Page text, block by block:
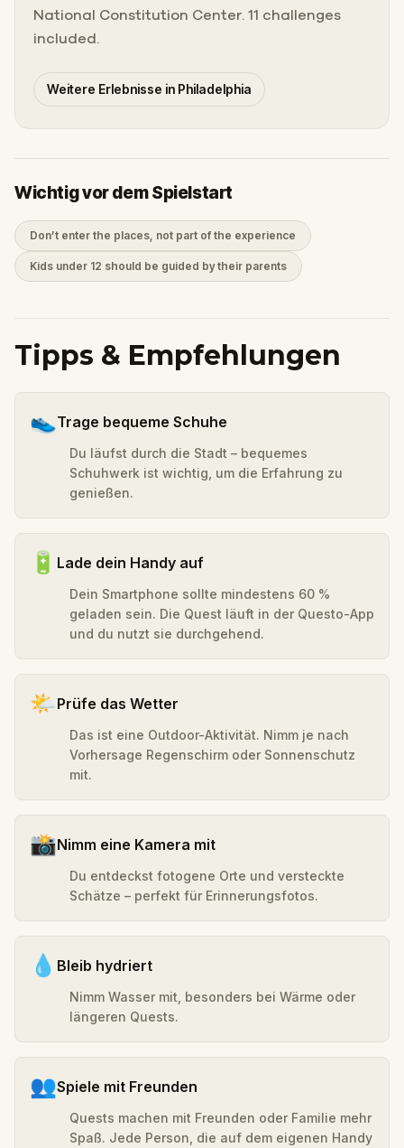
National Constitution Center. 11 challenges
included.
Weitere Erlebnisse in Philadelphia
Wichtig vor dem Spielstart
Don’t enter the places, not part of the experience
Kids under 12 should be guided by their parents
Tipps & Empfehlungen
👟Trage bequeme Schuhe
Du läufst durch die Stadt – bequemes
Schuhwerk ist wichtig, um die Erfahrung zu
genießen.
🔋 Lade dein Handy auf
Dein Smartphone sollte mindestens 60 %
geladen sein. Die Quest läuft in der Questo-App
und du nutzt sie durchgehend.
🌤️Prüfe das Wetter
Das ist eine Outdoor-Aktivität. Nimm je nach
Vorhersage Regenschirm oder Sonnenschutz
mit.
📸Nimm eine Kamera mit
Du entdeckst fotogene Orte und versteckte
Schätze – perfekt für Erinnerungsfotos.
💧 Bleib hydriert
Nimm Wasser mit, besonders bei Wärme oder
längeren Quests.
👥Spiele mit Freunden
Quests machen mit Freunden oder Familie mehr
Spaß. Jede Person, die auf dem eigenen Handy